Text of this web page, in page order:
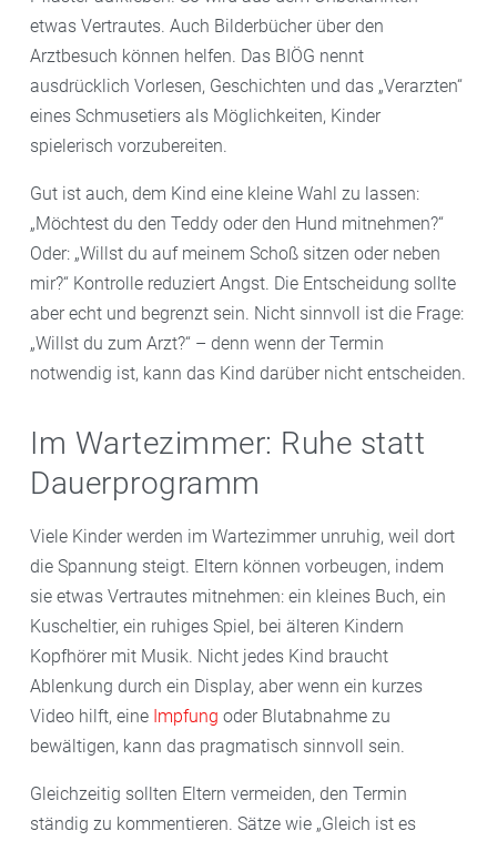
etwas Vertrautes. Auch Bilderbücher über den
Arztbesuch können helfen. Das BIÖG nennt
ausdrücklich Vorlesen, Geschichten und das „Verarzten“
eines Schmusetiers als Möglichkeiten, Kinder
spielerisch vorzubereiten.
Gut ist auch, dem Kind eine kleine Wahl zu lassen:
„Möchtest du den Teddy oder den Hund mitnehmen?“
Oder: „Willst du auf meinem Schoß sitzen oder neben
mir?“ Kontrolle reduziert Angst. Die Entscheidung sollte
aber echt und begrenzt sein. Nicht sinnvoll ist die Frage:
„Willst du zum Arzt?“ – denn wenn der Termin
notwendig ist, kann das Kind darüber nicht entscheiden.
Im Wartezimmer: Ruhe statt
Dauerprogramm
Viele Kinder werden im Wartezimmer unruhig, weil dort
die Spannung steigt. Eltern können vorbeugen, indem
sie etwas Vertrautes mitnehmen: ein kleines Buch, ein
Kuscheltier, ein ruhiges Spiel, bei älteren Kindern
Kopfhörer mit Musik. Nicht jedes Kind braucht
Ablenkung durch ein Display, aber wenn ein kurzes
Video hilft, eine Impfung oder Blutabnahme zu
bewältigen, kann das pragmatisch sinnvoll sein.
Gleichzeitig sollten Eltern vermeiden, den Termin
ständig zu kommentieren. Sätze wie „Gleich ist es